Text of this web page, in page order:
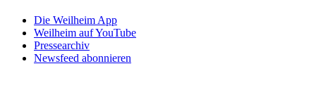
Die Weilheim App
Weilheim auf YouTube
Pressearchiv
Newsfeed abonnieren